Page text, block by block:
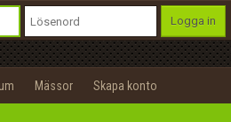
Logga in
Mässor Skapa konto